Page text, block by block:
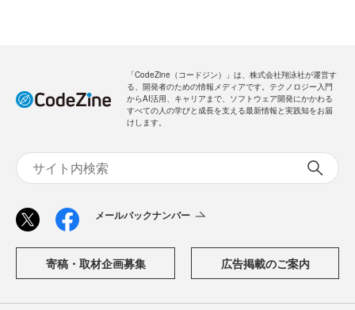
「CodeZine（コードジン）」は、株式会社翔泳社が運営す
る、開発者のための情報メディアです。テクノロジー入門
からAI活用、キャリアまで、ソフトウェア開発にかかわる
すべての人の学びと成長を支える最新情報と実践知をお届
けします。
メールバックナンバー
寄稿・取材企画募集 広告掲載のご案内